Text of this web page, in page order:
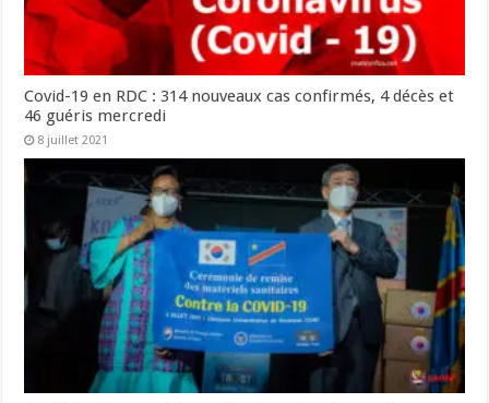
Covid-19 en RDC : 314 nouveaux cas confirmés, 4 décès et
46 guéris mercredi
8 juillet 2021